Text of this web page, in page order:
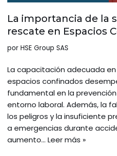
La importancia de la
rescate en Espacios
por HSE Group SAS
La capacitación adecuada
espacios confinados
fundamental en la
entorno laboral. Además, la
los peligros y la insuficiente
a emergencias durante
aumento… Leer más »